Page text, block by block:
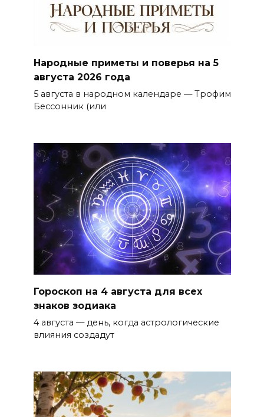
Народные приметы и поверья на 5
августа 2026 года
5 августа в народном календаре — Трофим
Бессонник (или
Гороскоп на 4 августа для всех
знаков зодиака
4 августа — день, когда астрологические
влияния создадут